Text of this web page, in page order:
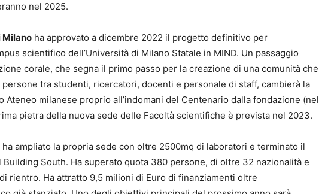
nel 2025.
Milano ha approvato a dicembre 2022 il progetto definitivo per
scientifico dell’Università di Milano Statale in MIND. Un passaggio
corale, che segna il primo passo per la creazione di una comunità che
tra studenti, ricercatori, docenti e personale di staff, cambierà la
Ateneo milanese proprio all’indomani del Centenario dalla fondazione (nel
pietra della nuova sede delle Facoltà scientifiche è prevista nel 2023.
ha ampliato la propria sede con oltre 2500mq di laboratori e terminato il
South. Ha superato quota 380 persone, di oltre 32 nazionalità e
rientro. Ha attratto 9,5 milioni di Euro di finanziamenti oltre